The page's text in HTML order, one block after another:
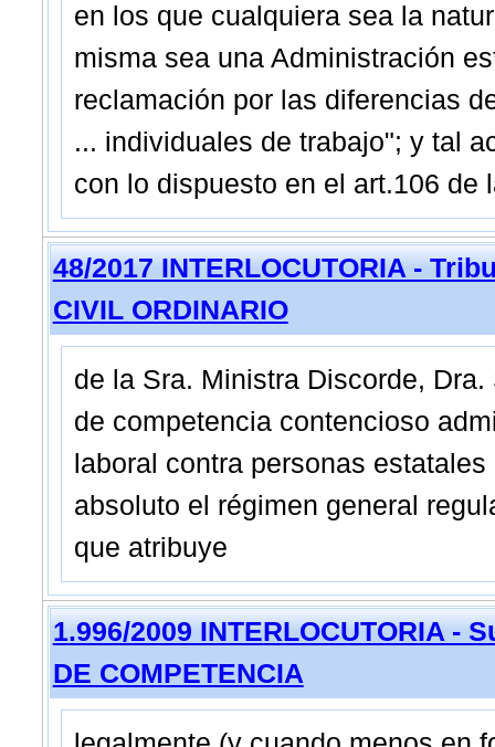
en los que cualquiera sea la
misma sea una Administración
reclamación por las diferencias
... individuales de trabajo"; y tal
con lo dispuesto en el art.106 de
48/2017 INTERLOCUTORIA -
CIVIL ORDINARIO
de la Sra. Ministra Discorde,
de competencia contencioso
laboral contra personas
absoluto el régimen general
que atribuye
1.996/2009 INTERLOCUTORIA -
DE COMPETENCIA